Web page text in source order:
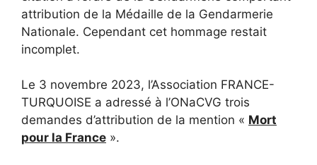
attribution de la Médaille de la Gendarmerie
Nationale. Cependant cet hommage restait
incomplet.
Le 3 novembre 2023, l’Association FRANCE-
TURQUOISE a adressé à l’ONaCVG trois
demandes d’attribution de la mention « Mort
pour la France ».